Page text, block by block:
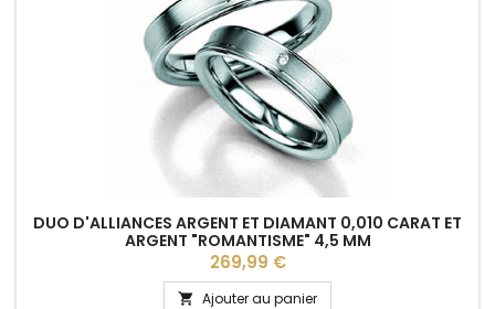
DUO D'ALLIANCES ARGENT ET DIAMANT 0,010 CARAT ET
ARGENT "ROMANTISME" 4,5 MM
Prix
269,99 €
 Ajouter au panier